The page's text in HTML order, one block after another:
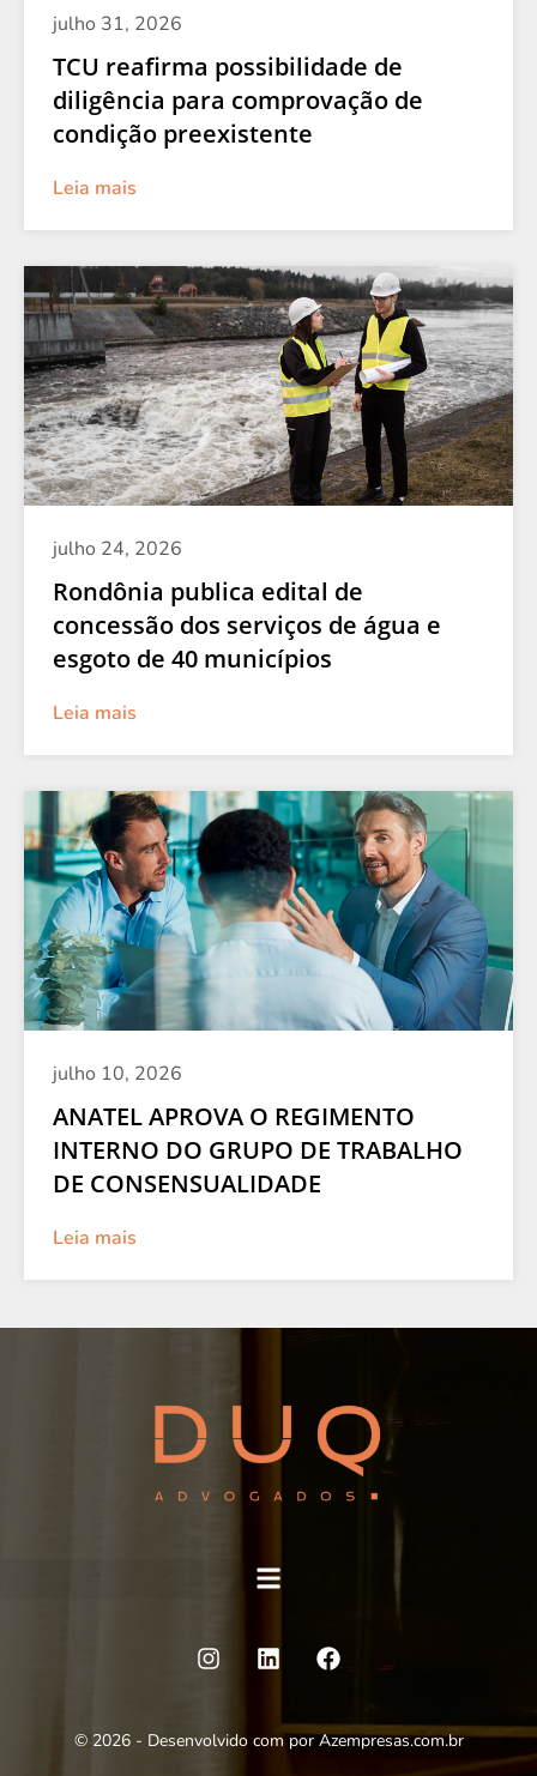
julho 31, 2026
TCU reafirma possibilidade de
diligência para comprovação de
condição preexistente
Leia mais
julho 24, 2026
Rondônia publica edital de
concessão dos serviços de água e
esgoto de 40 municípios
Leia mais
julho 10, 2026
ANATEL APROVA O REGIMENTO
INTERNO DO GRUPO DE TRABALHO
DE CONSENSUALIDADE
Leia mais
© 2026- Desenvolvido comporAzempresas.com.br